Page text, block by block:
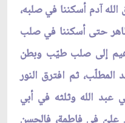
آدم أسكننا في صلبه،
حتى أسكننا في صلب
إلى صلب طيّب وبطن
ثم افترق النور
عبد الله وثلثه في أبي